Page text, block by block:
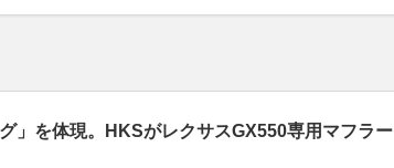
」を体現。HKSがレクサスGX550専用マフラー